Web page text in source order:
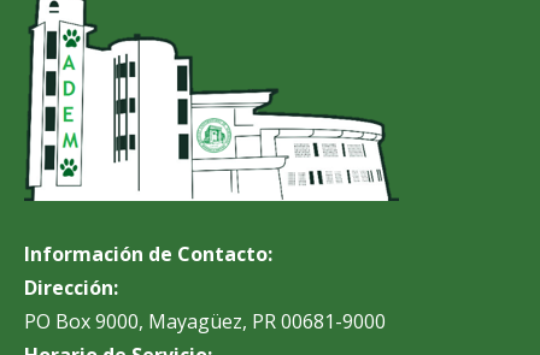
Información de Contacto:
Dirección:
PO Box 9000, Mayagüez, PR 00681-9000